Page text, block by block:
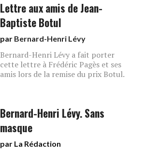
Lettre aux amis de Jean-
Baptiste Botul
par Bernard-Henri Lévy
Bernard-Henri Lévy a fait porter
cette lettre à Frédéric Pagès et ses
amis lors de la remise du prix Botul.
Bernard-Henri Lévy. Sans
masque
par La Rédaction